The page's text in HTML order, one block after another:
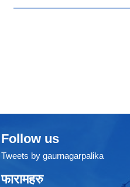
Follow us
Tweets by gaurnagarpalika
फारामहरु